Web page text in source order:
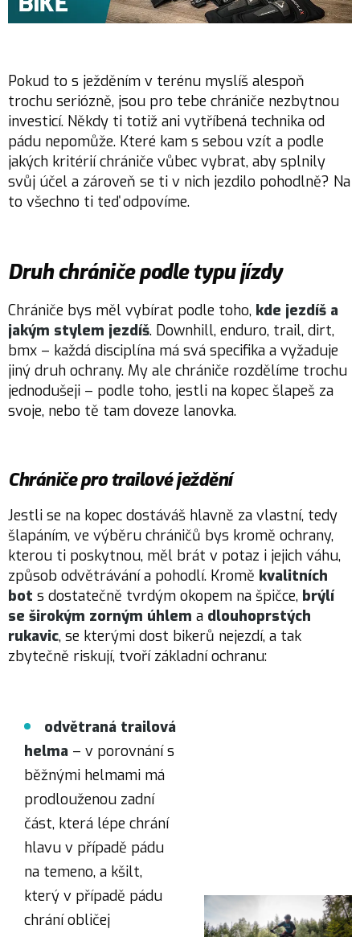
Pokud to s ježděním v terénu myslíš alespoň
trochu seriózně, jsou pro tebe chrániče nezbytnou
investicí. Někdy ti totiž ani vytříbená technika od
pádu nepomůže. Které kam s sebou vzít a podle
jakých kritérií chrániče vůbec vybrat, aby splnily
svůj účel a zároveň se ti v nich jezdilo pohodlně? Na
to všechno ti teď odpovíme.
Druh chrániče podle typu jízdy
Chrániče bys měl vybírat podle toho, kde jezdíš a
jakým stylem jezdíš. Downhill, enduro, trail, dirt,
bmx – každá disciplína má svá specifika a vyžaduje
jiný druh ochrany. My ale chrániče rozdělíme trochu
jednodušeji – podle toho, jestli na kopec šlapeš za
svoje, nebo tě tam doveze lanovka.
Chrániče pro trailové ježdění
Jestli se na kopec dostáváš hlavně za vlastní, tedy
šlapáním, ve výběru chráničů bys kromě ochrany,
kterou ti poskytnou, měl brát v potaz i jejich váhu,
způsob odvětrávání a pohodlí. Kromě kvalitních
bot s dostatečně tvrdým okopem na špičce, brýlí
se širokým zorným úhlem a dlouhoprstých
rukavic, se kterými dost bikerů nejezdí, a tak
zbytečně riskují, tvoří základní ochranu:
odvětraná trailová
helma – v porovnání s
běžnými helmami má
prodlouženou zadní
část, která lépe chrání
hlavu v případě pádu
na temeno, a kšilt,
který v případě pádu
chrání obličej